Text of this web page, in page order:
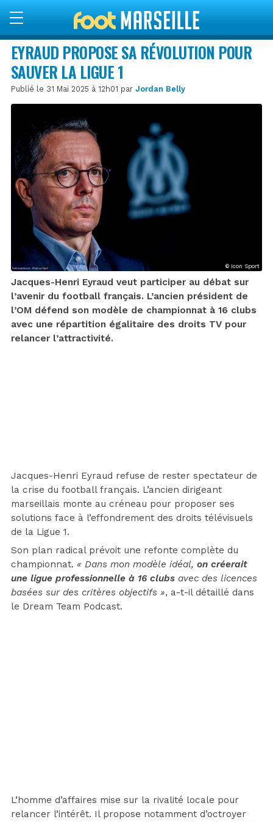
EYRAUD PROPOSE SA RÉVOLUTION POUR
SAUVER LA LIGUE 1
Publié le 31 Mai 2025 à 12h01 par Jordan Belly
© Icon Sport
Jacques-Henri Eyraud veut participer au débat sur
l’avenir du football français. L’ancien président de
l’OM défend son modèle de championnat à 16 clubs
avec une répartition égalitaire des droits TV pour
relancer l’attractivité.
Jacques-Henri Eyraud refuse de rester spectateur de
la crise du football français. L’ancien dirigeant
marseillais monte au créneau pour proposer ses
solutions face à l’effondrement des droits télévisuels
de la Ligue 1.
Son plan radical prévoit une refonte complète du
championnat. « Dans mon modèle idéal, on créerait
une ligue professionnelle à 16 clubs avec des licences
basées sur des critères objectifs », a-t-il détaillé dans
le Dream Team Podcast.
L’homme d’affaires mise sur la rivalité locale pour
relancer l’intérêt. Il propose notamment d’octroyer